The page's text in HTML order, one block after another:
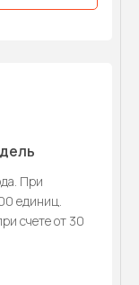
При
единиц.
счете от 30